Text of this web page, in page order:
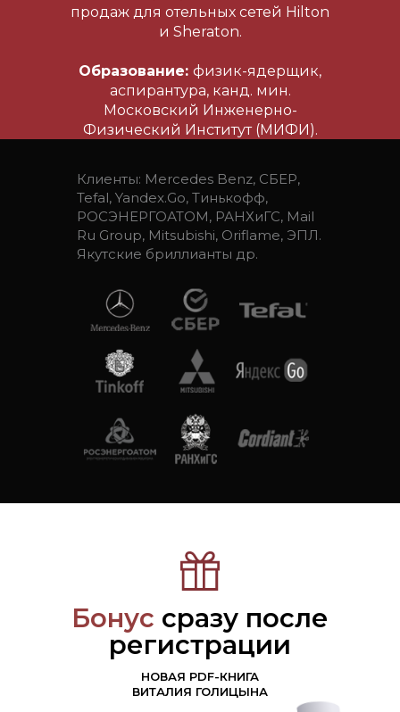
продаж для отельных сетей Hilton
и Sheraton.
Образование: физик-ядерщик,
аспирантура, канд. мин.
Московский Инженерно-
Физический Институт (МИФИ).
Клиенты: Mercedes Benz, СБЕР,
Tefal, Yandex.Go, Тинькофф,
РОСЭНЕРГОАТОМ, РАНХиГС, Mail
Ru Group, Mitsubishi, Oriflame, ЭПЛ.
Якутские бриллианты др.
Бонус сразу после
регистрации
НОВАЯ PDF-КНИГА
ВИТАЛИЯ ГОЛИЦЫНА